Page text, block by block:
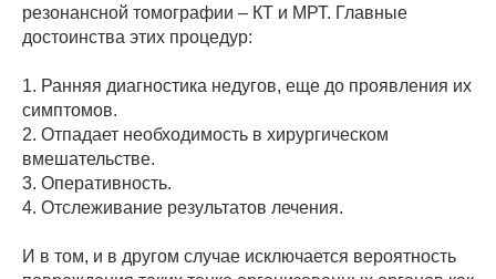
резонансной томографии – КТ и МРТ. Главные
достоинства этих процедур:
1. Ранняя диагностика недугов, еще до проявления их
симптомов.
2. Отпадает необходимость в хирургическом
вмешательстве.
3. Оперативность.
4. Отслеживание результатов лечения.
И в том, и в другом случае исключается вероятность